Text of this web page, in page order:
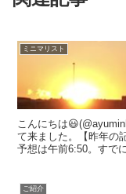
ミニマリスト
こんにちは
て来ました。【昨年の
予想は午前6:50。すで
ご紹介